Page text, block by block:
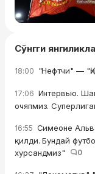
Сўнгги
18:00 "Нефтчи" —
17:06 Интервью.
очяпмиз.
16:55 Симеоне
қилди. Бундай
хурсандмиз"
0